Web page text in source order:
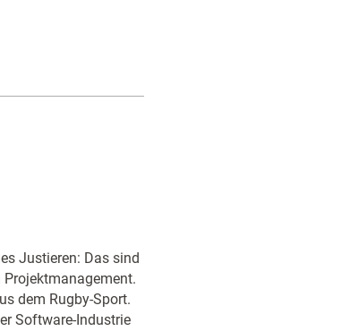
Justieren: Das sind
dem Rugby-Sport.
Software-Industrie